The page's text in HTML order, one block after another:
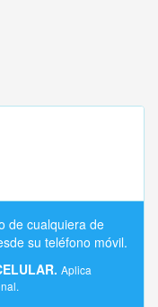
de cualquiera de
su teléfono móvil.
Aplica